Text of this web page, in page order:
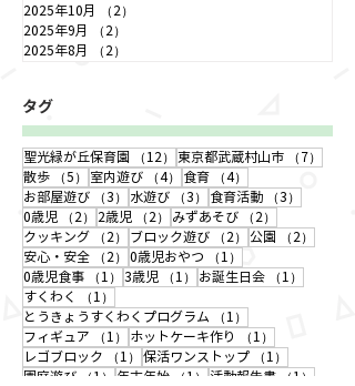
2025年10月
（2）
2025年9月
（2）
2025年8月
（2）
タグ
聖光緑が丘保育園 （12） 12件の記事
東京都武蔵村山市 （7）
散歩
（5） 5件の記事
室内遊び （4） 4件の記事
食育 （4）
お部屋遊び
（3） 3件の記事
水遊び （3） 3件の記事
食育活動 （3）
0歳児
（2） 2件の記事
2歳児 （2） 2件の記事
みずあそび （2）
クッキング
（2） 2件の記事
ブロック遊び （2） 2件の記事
公園 （2）
安心・安全
（2） 2件の記事
0歳児おやつ （1）
0歳児食事
（1） 1件の記事
3歳児 （1） 1件の記事
お誕生日会 （1）
すくわく
（1）
とうきょうすくわくプログラム
（1）
フィギュア
（1） 1件の記事
ホットケーキ作り （1）
レゴブロック
（1） 1件の記事
保活ワンストップ （1）
園庭遊び
（1） 1件の記事
年末年始 （1） 1件の記事
活動報告書 （1） 1件の